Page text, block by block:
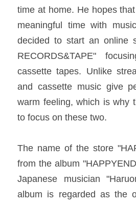
time at home. He hopes
meaningful time with
decided to start an online
RECORDS&TAPE"
cassette tapes. Unlike
and cassette music give
warm feeling, which is why
to focus on these two.​
The name of the store
from the album
Japanese musician
album is regarded as the